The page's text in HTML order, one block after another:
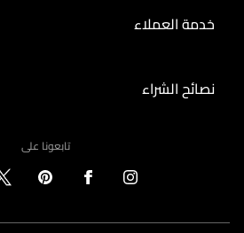
خدمة العملاء
نصائح الشراء
تابعونا على